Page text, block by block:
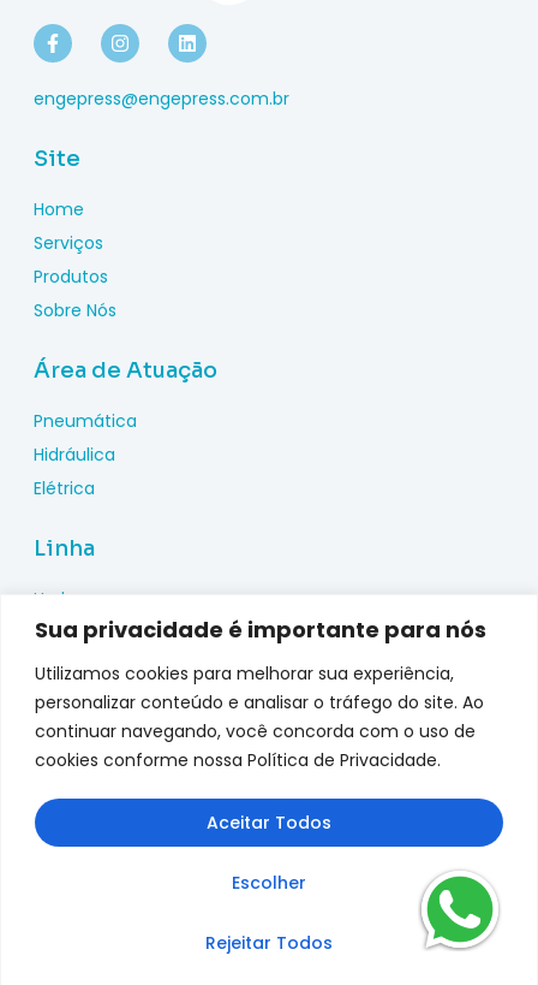
Sua privacidade é importante para nós
Utilizamos cookies para melhorar sua experiência,
personalizar conteúdo e analisar o tráfego do site. Ao
continuar navegando, você concorda com o uso de
cookies conforme nossa Política de Privacidade.
Escolher
Rejeitar Todos
Aceitar Todos
engepress@engepress.com.br
Site
Home
Serviços
Produtos
Sobre Nós
Área de Atuação
Pneumática
Hidráulica
Elétrica
Linha
Hydac
Wika
Pepperl Fuchs
Metal Work
Metalplan
Top Fusion
Genebre
jefferson
Copyright © 2025